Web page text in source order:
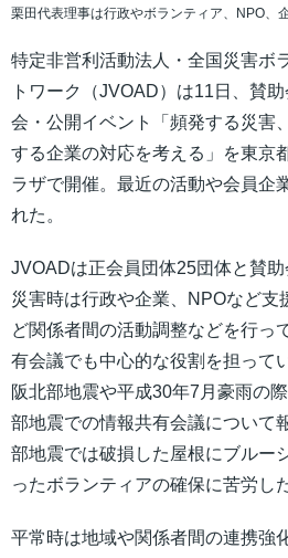
栗田代表理事は行政やボランティア、NPO、
特定非営利活動法人・全国災害ボ
トワーク（JVOAD）は11日、賛
会・公開イベント「頻発する災害
する企業の対応を考える」を東京
ラザで開催。最近の活動や会員企
れた。
JVOADは正会員団体25団体と賛助
災害時は行政や企業、NPOなど支
ど関係者間の活動調整などを行っ
有会議でも中心的な役割を担って
阪北部地震や平成30年7月豪雨の
部地震での情報共有会議について
部地震では破損した屋根にブルー
ったボランティアの確保に苦労し
平常時は地域や関係者間の連携強